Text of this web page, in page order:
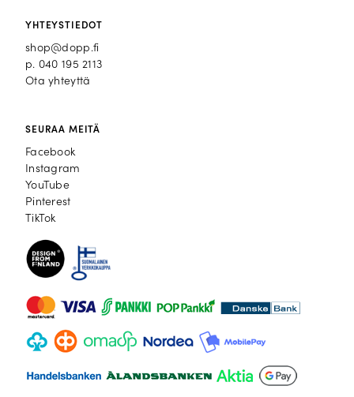
YHTEYSTIEDOT
shop@dopp.fi
p. 040 195 2113
Ota yhteyttä
SEURAA MEITÄ
Facebook
Facebook
Instagram
Instagram
YouTube
YouTube
Pinterest
Pinterest
TikTok
TikTok